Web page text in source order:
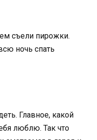
съели пирожки.
ночь спать
Главное, какой
люблю. Так что